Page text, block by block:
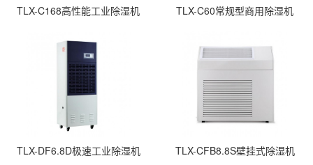
TLX-C168高性能工业除湿机 TLX-C60常规型商用除湿机
TLX-DF6.8D极速工业除湿机 TLX-CFB8.8S壁挂式除湿机